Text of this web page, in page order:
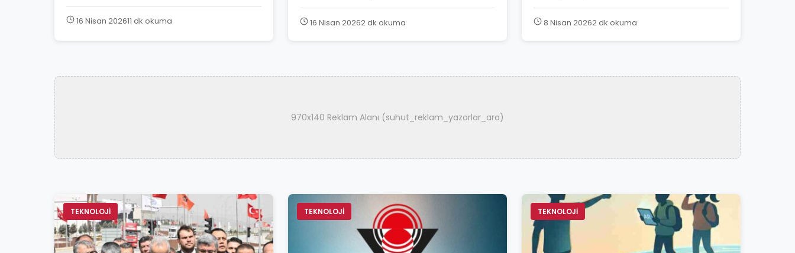
16 Nisan 202611 dk okuma 16 Nisan 20262 dk okuma 8 Nisan 20262 dk okuma
970x140 Reklam Alanı (suhut_reklam_yazarlar_ara)
TEKNOLOJİ TEKNOLOJİ TEKNOLOJİ